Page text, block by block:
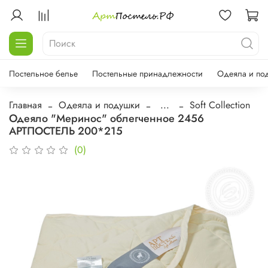
Постельное белье Постельные принадлежности Одеяла и
Главная Одеяла и подушки ... Soft Collection
Одеяло "Меринос" облегченное 2456
АРТПОСТЕЛЬ 200*215
(0)